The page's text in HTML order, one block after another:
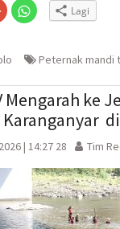
Klik
untuk
berbagi
(Membuka
di
yang
baru)
Klik
untuk
di
jendela
baru)
Lagi
Peternak mandi
Mengarah ke
| 14:27 28 Tim